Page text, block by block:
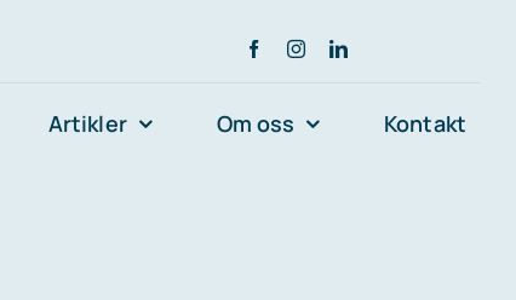
Artikler Om oss Kontakt